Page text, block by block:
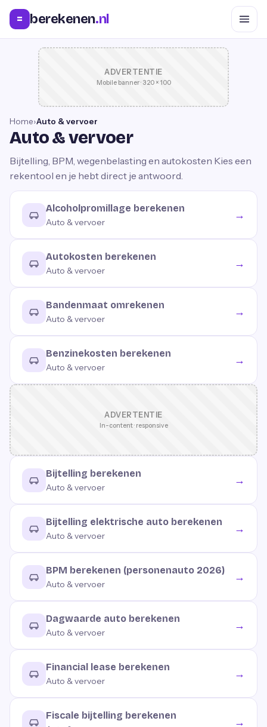
= berekenen.nl
ADVERTENTIE
Mobile banner · 320 × 100
Home›Auto & vervoer
Auto & vervoer
Bijtelling, BPM, wegenbelasting en autokosten Kies een
rekentool en je hebt direct je antwoord.
Alcoholpromillage berekenen
Auto & vervoer
→
Autokosten berekenen
Auto & vervoer
→
Bandenmaat omrekenen
Auto & vervoer
→
Benzinekosten berekenen
Auto & vervoer
→
ADVERTENTIE
In-content · responsive
Bijtelling berekenen
Auto & vervoer
→
Bijtelling elektrische auto berekenen
Auto & vervoer
→
BPM berekenen (personenauto 2026)
Auto & vervoer
→
Dagwaarde auto berekenen
Auto & vervoer
→
Financial lease berekenen
Auto & vervoer
→
Fiscale bijtelling berekenen →